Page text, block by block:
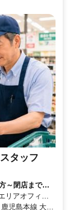
タッフ
～閉店までの
リアオフィ
児島本線 大野